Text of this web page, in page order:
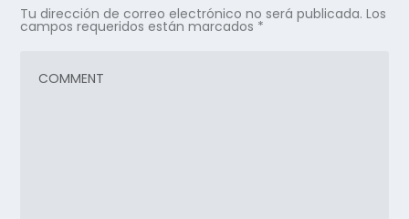
Tu dirección de correo electrónico no será publicada. Los
campos requeridos están marcados *